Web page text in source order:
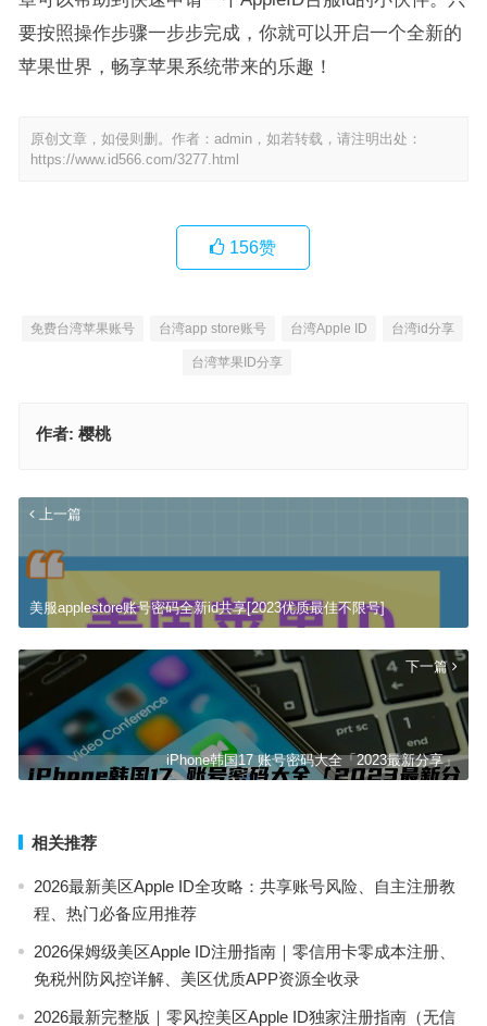
要按照操作步骤一步步完成，你就可以开启一个全新的
苹果世界，畅享苹果系统带来的乐趣！
原创文章，如侵则删。作者：admin，如若转载，请注明出处：
https://www.id566.com/3277.html
156赞
免费台湾苹果账号 台湾app store账号 台湾Apple ID 台湾id分享
台湾苹果ID分享
作者: 樱桃
上一篇
美服applestore账号密码全新id共享[2023优质最佳不限号]
下一篇
iPhone韩国17 账号密码大全「2023最新分享」
相关推荐
2026最新美区Apple ID全攻略：共享账号风险、自主注册教
程、热门必备应用推荐
2026保姆级美区Apple ID注册指南｜零信用卡零成本注册、
免税州防风控详解、美区优质APP资源全收录
2026最新完整版｜零风控美区Apple ID独家注册指南（无信